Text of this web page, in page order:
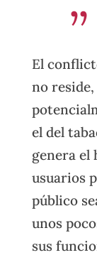
El
no
el del
genera el
usuarios
público
unos
sus